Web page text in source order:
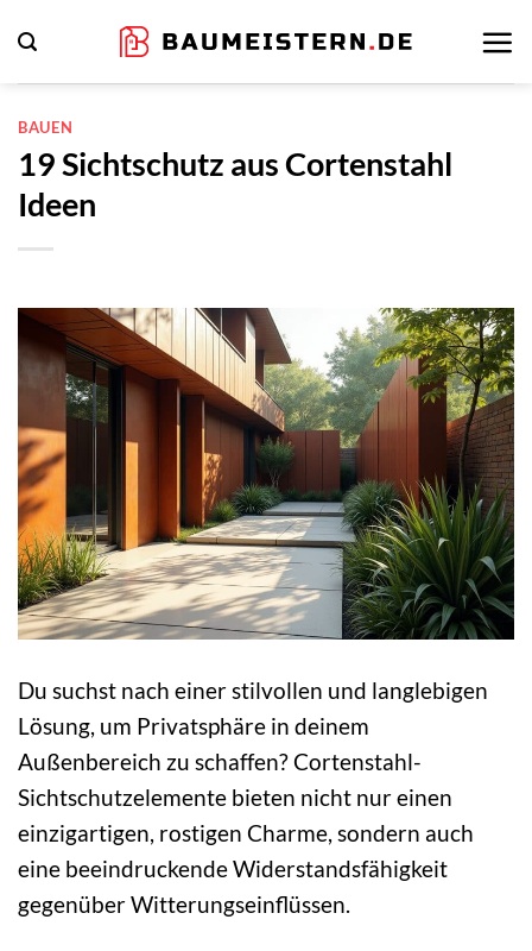
Inhalt
springen
BAUEN
19 Sichtschutz aus Cortenstahl
Ideen
Du suchst nach einer stilvollen und langlebigen
Lösung, um Privatsphäre in deinem
Außenbereich zu schaffen? Cortenstahl-
Sichtschutzelemente bieten nicht nur einen
einzigartigen, rostigen Charme, sondern auch
eine beeindruckende Widerstandsfähigkeit
gegenüber Witterungseinflüssen.